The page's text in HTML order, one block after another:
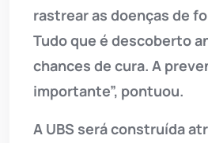
rastrear as doenças de
Tudo que é descoberto
chances de cura. A
importante”, pontuou.
A UBS será construída